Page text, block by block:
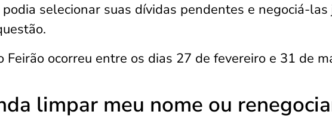
selecionar suas dívidas pendentes e negociá-las
Feirão ocorreu entre os dias 27 de fevereiro e 31 de
limpar meu nome ou